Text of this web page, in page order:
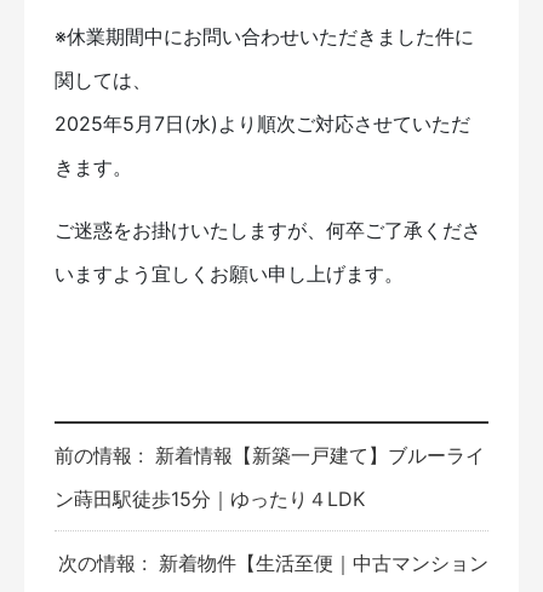
※休業期間中にお問い合わせいただきました件に
関しては、
2025年5月7日(水)より順次ご対応させていただ
きます。
ご迷惑をお掛けいたしますが、何卒ご了承くださ
いますよう宜しくお願い申し上げます。
前の情報 : 新着情報【新築一戸建て】ブルーライ
ン蒔田駅徒歩15分｜ゆったり４LDK
次の情報 : 新着物件【生活至便｜中古マンション